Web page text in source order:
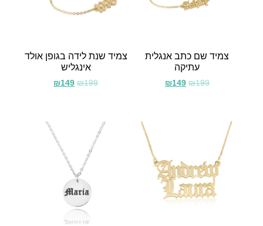
צמיד שם כתב אנגלית
עתיקה
₪199
₪149
צמיד שנת לידה בגופן אולד
אינגליש
₪199
₪149